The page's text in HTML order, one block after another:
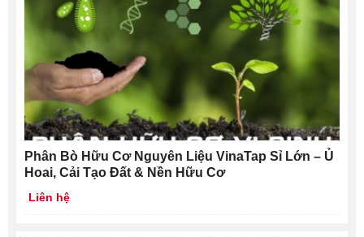
Phân Bò Hữu Cơ Nguyên Liệu VinaTap Sỉ Lớn – Ủ
Hoai, Cải Tạo Đất & Nền Hữu Cơ
Liên hệ